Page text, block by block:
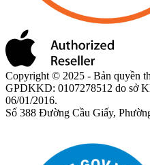
Copyright © 2025 - Bản quyền
GPDKKD: 0107278512 do sở
06/01/2016.
Số 388 Đường Cầu Giấy,